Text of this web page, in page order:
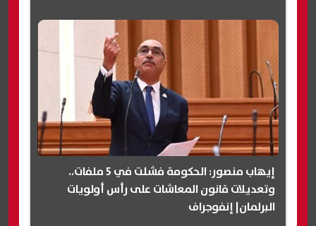
إيهاب منصور: الحكومة فشلت في 5 ملفات..
وتعديلات قانون المعاشات على رأس أولويات
البرلمان| إنفوجراف